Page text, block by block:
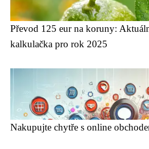
Převod 125 eur na koruny:
kalkulačka pro rok 2025
Nakupujte chytře s online